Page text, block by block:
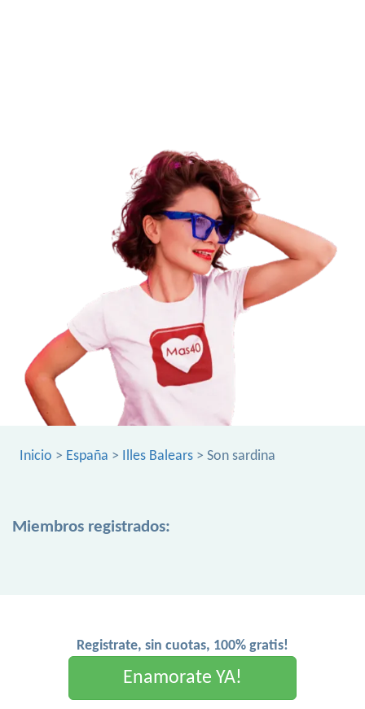
Inicio > España > Illes Balears > Son sardina
Miembros registrados:
Registrate, sin cuotas, 100% gratis!
Enamorate YA!